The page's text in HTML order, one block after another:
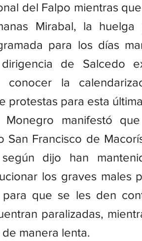
del Falpo mientras
Mirabal, la
para los días
de Salcedo
conocer la
protestas para esta
manifestó
San Francisco de
dijo han
los graves males
que se les den
paralizadas,
manera lenta.